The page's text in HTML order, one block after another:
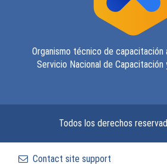
Organismo técnico de
Servicio Nacional de Capacitación
Todos los derechos
Contact site support